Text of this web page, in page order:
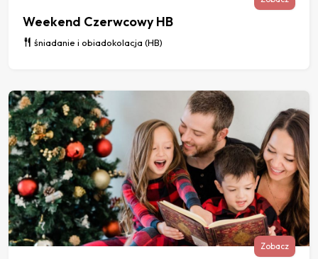
Weekend Czerwcowy HB
śniadanie i obiadokolacja (HB)
Zobacz